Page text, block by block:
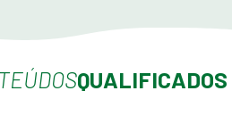
QUALIFICADOS